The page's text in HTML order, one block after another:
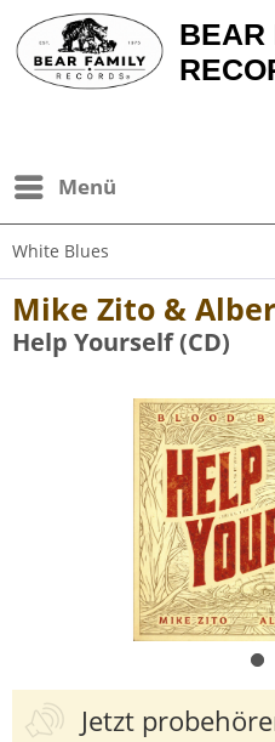
BEAR
Menü
White Blues
Mike Zito &
Help Yourself (CD)
Jetzt